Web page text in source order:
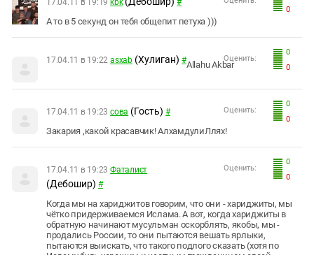
0
17.04.11 в 19:19 kbk #
А то в 5 секунд он тебя общепит петуха )))
0
0
Оценить:
17.04.11 в 19:22 asxab (Хулиган) #Allahu Akbar
0
0
Оценить:
17.04.11 в 19:23 сова (Гость) #
Закария ,какой красавчик! АлхамдулиЛлях!
0
0
Оценить:
17.04.11 в 19:23 Фаталист
(Дебошир) #
Когда мы на хариджитов говорим, что они - хариджиты, мы
чётко придерживаемся Ислама. А вот, когда хариджиты в
обратную начинают мусульман оскорблять, якобы, мы -
продались России, то они пытаются вешать ярлыки,
пытаются выискать, что такого подлого сказать (хотя по